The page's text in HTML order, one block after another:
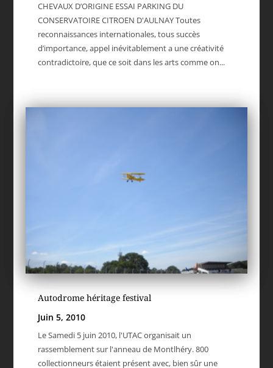
CHEVAUX D’ORIGINE ESSAI PARKING DU
CONSERVATOIRE CITROEN D'AULNAY Toutes
reconnaissances internationales, tous succès
d’importance, appel inévitablement a une créativité
contradictoire, que ce soit dans les arts comme on...
Autodrome héritage festival
Juin 5, 2010
Le Samedi 5 juin 2010, l'UTAC organisait un
rassemblement sur l'anneau de Montlhéry. 800
collectionneurs étaient présent avec, bien sûr une